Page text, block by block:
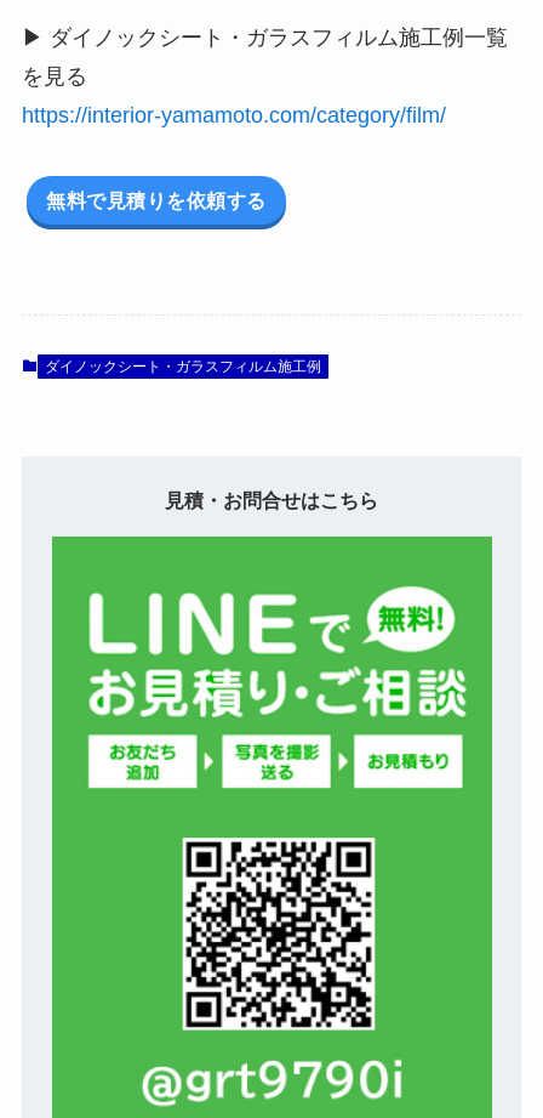
▶ ダイノックシート・ガラスフィルム施工例一覧
を見る
https://interior-yamamoto.com/category/film/
無料で見積りを依頼する
ダイノックシート・ガラスフィルム施工例
見積・お問合せはこちら